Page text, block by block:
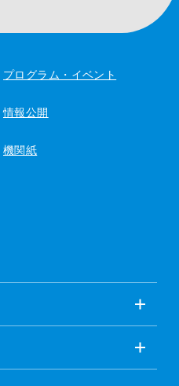
プログラム・イベント
情報公開
機関紙